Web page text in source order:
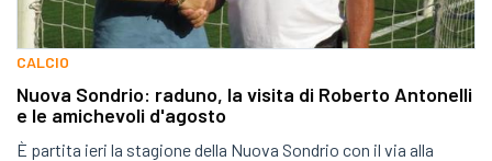
CALCIO
Nuova Sondrio: raduno, la visita di Roberto Antonelli
e le amichevoli d'agosto
È partita ieri la stagione della Nuova Sondrio con il via alla